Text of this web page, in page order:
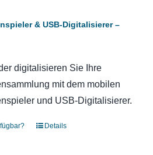
& USB-Digitalisierer –
digitalisieren Sie Ihre
mit dem mobilen
und USB-Digitalisierer.
Details